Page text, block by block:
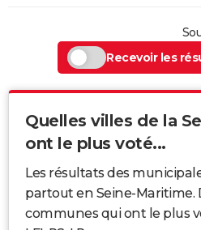
Recevoir les
Quelles villes de la
ont le plus voté...
Les résultats des
partout en Seine-Maritime.
communes qui ont le plus